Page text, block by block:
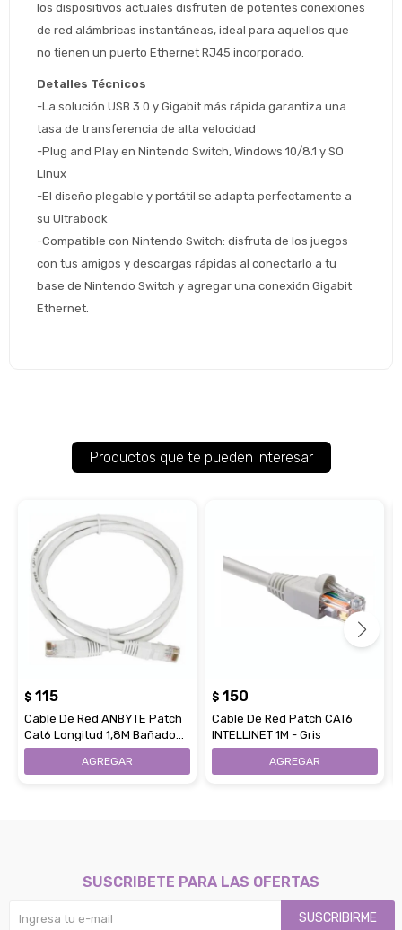
los dispositivos actuales disfruten de potentes conexiones
de red alámbricas instantáneas, ideal para aquellos que
no tienen un puerto Ethernet RJ45 incorporado.
Detalles Técnicos
-La solución USB 3.0 y Gigabit más rápida garantiza una
tasa de transferencia de alta velocidad
-Plug and Play en Nintendo Switch, Windows 10/8.1 y SO
Linux
-El diseño plegable y portátil se adapta perfectamente a
su Ultrabook
-Compatible con Nintendo Switch: disfruta de los juegos
con tus amigos y descargas rápidas al conectarlo a tu
base de Nintendo Switch y agregar una conexión Gigabit
Ethernet.
Productos que te pueden interesar
$ 115
Cable De Red ANBYTE Patch
Cat6 Longitud 1,8M Bañado
En Cobre Gris
$ 150
Cable De Red Patch CAT6
INTELLINET 1M - Gris
SUSCRIBETE PARA LAS OFERTAS
SUSCRIBIRME
Comprá ahora y Pagá
Después, hasta en 12
cuotas y sin tocar tu
tarjeta de crédito
* sujeto aprobación crediticia
Celular
Día
Volver al inicio
Estás calificado para comprar usando Pago
¡Tenés hasta
para comprar en las cuotas
que prefieras!
Ups!
Parece que no tenes oferta, lamentamos
el inconveniente, por cualquier duda
preguntas@pagodespues.com.uy
Por favor intenta nuevamente mas tarde.